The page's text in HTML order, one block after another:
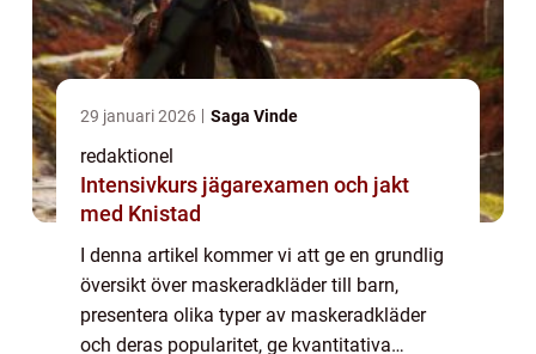
29 januari 2026 Saga Vinde
redaktionel
Intensivkurs jägarexamen och jakt
med Knistad
I denna artikel kommer vi att ge en grundlig
översikt över maskeradkläder till barn,
presentera olika typer av maskeradkläder
och deras popularitet, ge kvantitativa